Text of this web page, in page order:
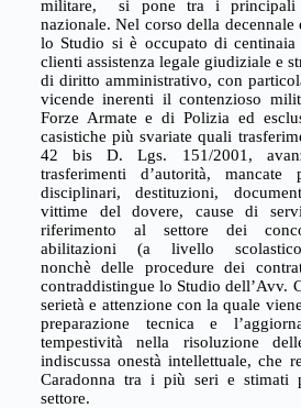
militare, si pone tra i principali
nazionale. Nel corso della decennale
lo Studio si è occupato di
clienti assistenza legale giudiziale e
di diritto amministrativo, con
vicende inerenti il contenzioso
Forze Armate e di Polizia ed
casistiche più svariate quali
42 bis D. Lgs. 151/2001,
trasferimenti d’autorità, mancate
disciplinari, destituzioni,
vittime del dovere, cause di
riferimento al settore dei
abilitazioni (a livello
nonchè delle procedure dei
contraddistingue lo Studio dell’Avv.
serietà e attenzione con la quale
preparazione tecnica e
tempestività nella risoluzione
indiscussa onestà intellettuale, che
Caradonna tra i più seri e stimati
settore.